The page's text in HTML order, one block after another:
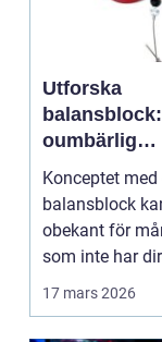
Utforska
oumbärlig
komponent i
industrin
Konceptet med
balansblock
obekant för
som inte har
erfarenhet ...
17 mars 2026